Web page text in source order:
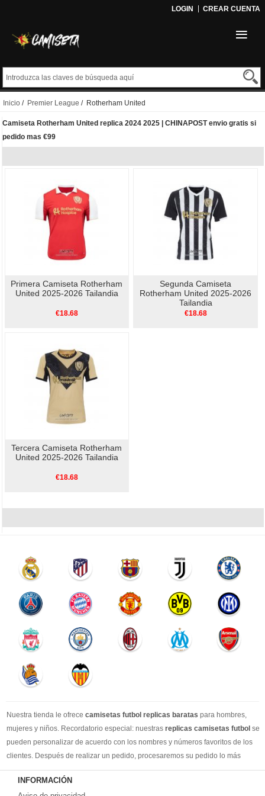
LOGIN CREAR CUENTA
Inicio / Premier League / Rotherham United
Camiseta Rotherham United replica 2024 2025 | CHINAPOST envio gratis si
pedido mas €99
Primera Camiseta Rotherham
United 2025-2026 Tailandia
€18.68
Segunda Camiseta
Rotherham United 2025-2026
Tailandia
€18.68
Tercera Camiseta Rotherham
United 2025-2026 Tailandia
€18.68
Nuestra tienda le ofrece camisetas futbol replicas baratas para hombres,
mujeres y niños. Recordatorio especial: nuestras replicas camisetas futbol se
pueden personalizar de acuerdo con los nombres y números favoritos de los
clientes. Después de realizar un pedido, procesaremos su pedido lo más
rápido posible, para que pueda recibir su camisetas de fútbol favorita cuando
la necesite. DHL / EMS / China Post y otro expreso, puede elegir libremente.
INFORMACIÓN